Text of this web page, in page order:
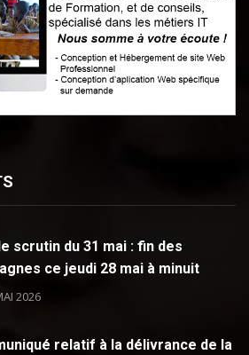
scrutin du 31 mai : fin des
ce jeudi 28 mai à minuit
2026
relatif à la délivrance de la